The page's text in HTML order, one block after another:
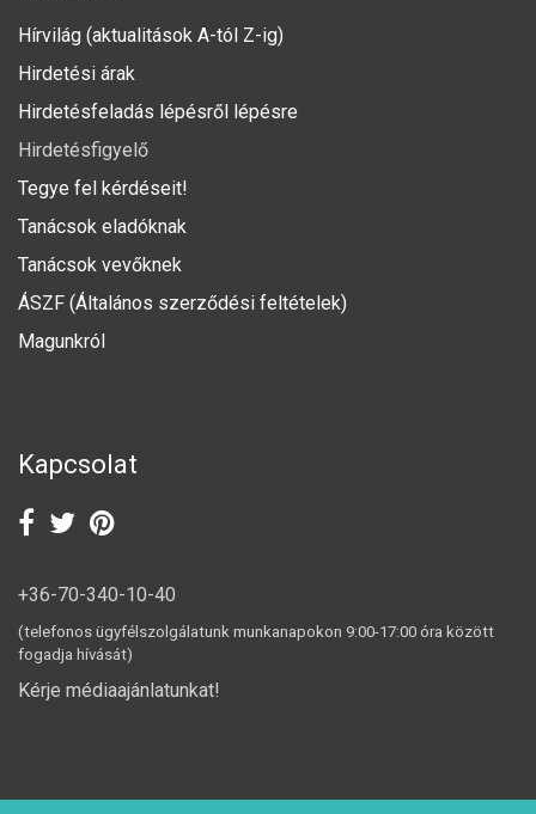
Hírvilág (aktualitások A-tól Z-ig)
Hirdetési árak
Hirdetésfeladás lépésről lépésre
Hirdetésfigyelő
Tegye fel kérdéseit!
Tanácsok eladóknak
Tanácsok vevőknek
ÁSZF (Általános szerződési feltételek)
Magunkról
Kapcsolat
+36-70-340-10-40
(telefonos ügyfélszolgálatunk munkanapokon 9:00-17:00 óra között
fogadja hívását)
Kérje médiaajánlatunkat!